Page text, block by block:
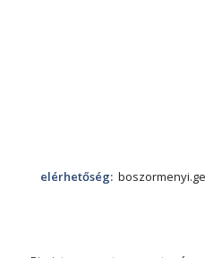
elérhetőség: